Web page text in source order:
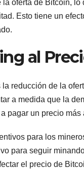
oferta de Bitcoin,
Esto tiene un
al
reducción de la
a medida que la
pagar un precio
para los
para seguir
el precio de